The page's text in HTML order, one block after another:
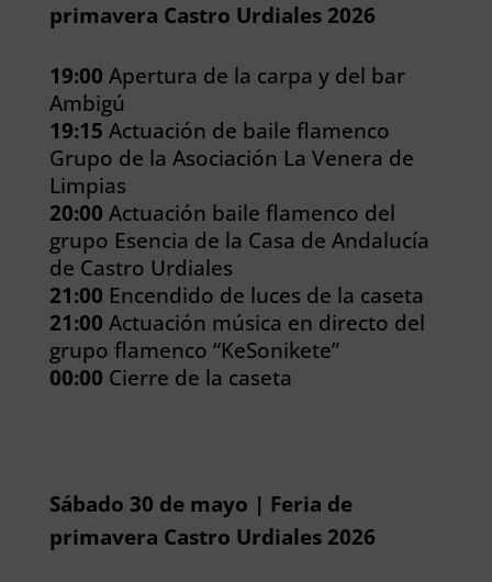
primavera Castro Urdiales 2026
19:00 Apertura de la carpa y del bar
Ambigú
19:15 Actuación de baile flamenco
Grupo de la Asociación La Venera de
Limpias
20:00 Actuación baile flamenco del
grupo Esencia de la Casa de Andalucía
de Castro Urdiales
21:00 Encendido de luces de la caseta
21:00 Actuación música en directo del
grupo flamenco “KeSonikete”
00:00 Cierre de la caseta
Sábado 30 de mayo | Feria de
primavera Castro Urdiales 2026